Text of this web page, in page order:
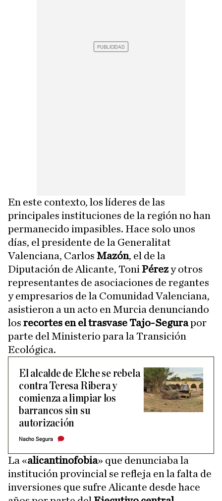
En este contexto, los líderes de las
principales instituciones de la región no han
permanecido impasibles. Hace solo unos
días, el presidente de la Generalitat
Valenciana, Carlos Mazón, el de la
Diputación de Alicante, Toni Pérezy otros
representantes de asociaciones de regantes
y empresarios de la Comunidad Valenciana,
asistieron a un acto en Murcia denunciando
los recortes en el trasvase Tajo-Segurapor
parte del Ministerio para la Transición
Ecológica.
El alcalde de Elche se rebela
contra Teresa Ribera y
comienza a limpiar los
barrancos sin su
autorización
Nacho Segura
La «alicantinofobia» que denunciaba la
institución provincial se refleja en la falta de
inversiones que sufre Alicante desde hace